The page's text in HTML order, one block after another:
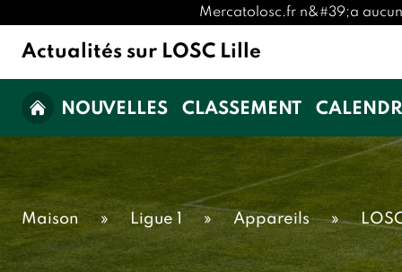
Mercatolosc.fr n&#39;a
Actualités sur LOSC Lille
NOUVELLES CLASSEMENT
Maison » Ligue 1 » Appareils »